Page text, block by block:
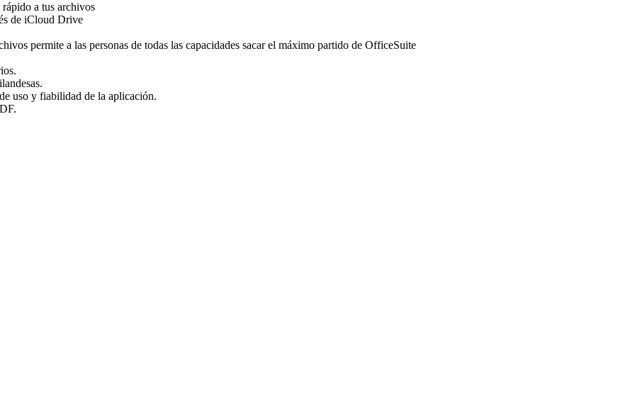
a tus archivos
de iCloud Drive
permite a las personas de todas las capacidades sacar el máximo partido de OfficeSuite
uso y fiabilidad de la aplicación.